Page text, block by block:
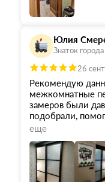
Юлия
Знаток
26
Рекомендую
межкомнатные
замеров были
подобрали,
все сроки по
спасибо хотим
учтены все
чисто и быстро
еще